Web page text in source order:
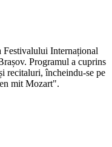
Internațional
Programul a cuprins
recitaluri, încheindu-se pe
mit Mozart".